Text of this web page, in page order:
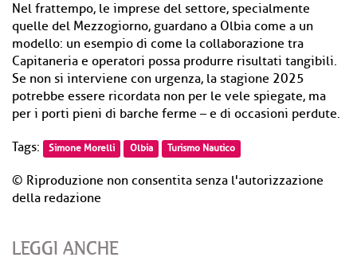
Nel frattempo, le imprese del settore, specialmente
quelle del Mezzogiorno, guardano a Olbia come a un
modello: un esempio di come la collaborazione tra
Capitaneria e operatori possa produrre risultati tangibili.
Se non si interviene con urgenza, la stagione 2025
potrebbe essere ricordata non per le vele spiegate, ma
per i porti pieni di barche ferme – e di occasioni perdute.
Tags: Simone Morelli Olbia Turismo Nautico
© Riproduzione non consentita senza l'autorizzazione
della redazione
LEGGI ANCHE